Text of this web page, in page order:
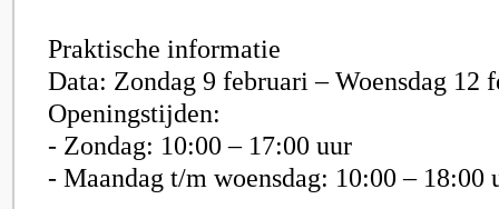
Praktische informatie
Data: Zondag 9 februari – Woensdag 12
Openingstijden:
- Zondag: 10:00 – 17:00 uur
- Maandag t/m woensdag: 10:00 – 18:00